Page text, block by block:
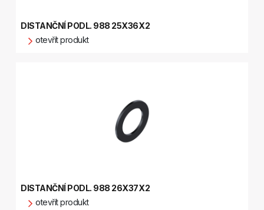
DISTANČNÍ PODL. 988 25X36X2
otevřít produkt
DISTANČNÍ PODL. 988 26X37X2
otevřít produkt